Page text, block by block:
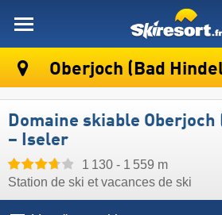
Oberjoch (Bad
Domaine skiable Oberjoch
– Iseler
1 130 - 1 559 m
Station de ski et vacances de ski